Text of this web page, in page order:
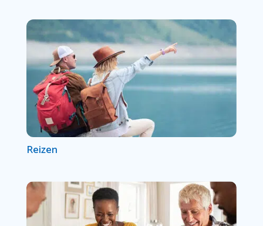
Reizen